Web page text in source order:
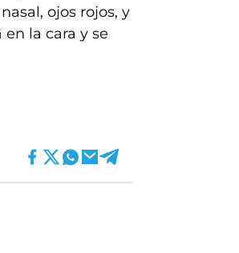
ojos rojos, y
la cara y se